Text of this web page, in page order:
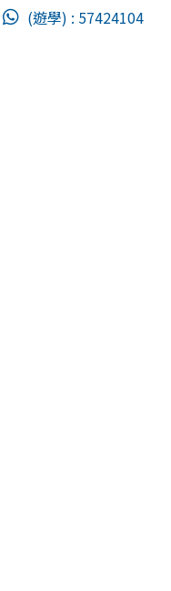
(遊學) : 57424104